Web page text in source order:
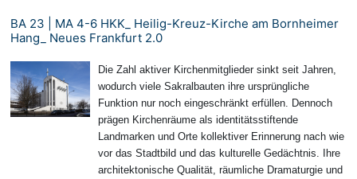
BA 23 | MA 4-6 HKK_ Heilig-Kreuz-Kirche am Bornheimer
Hang_ Neues Frankfurt 2.0
Die Zahl aktiver Kirchenmitglieder sinkt seit Jahren,
wodurch viele Sakralbauten ihre ursprüngliche
Funktion nur noch eingeschränkt erfüllen. Dennoch
prägen Kirchenräume als identitätsstiftende
Landmarken und Orte kollektiver Erinnerung nach wie
vor das Stadtbild und das kulturelle Gedächtnis. Ihre
architektonische Qualität, räumliche Dramaturgie und